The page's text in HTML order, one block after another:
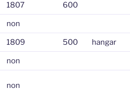
1807 600
non
1809 500 hangar
non
non